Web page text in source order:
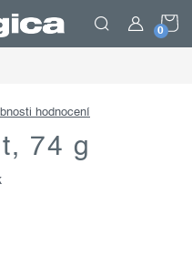
hodnocení
74 g